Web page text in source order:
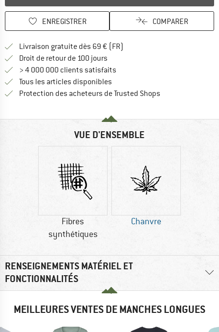
ENREGISTRER COMPARER
Livraison gratuite dès 69 € (FR)
Droit de retour de 100 jours
> 4 000 000 clients satisfaits
Tous les articles disponibles
Protection des acheteurs de Trusted Shops
VUE D'ENSEMBLE
Fibres
synthétiques
Chanvre
RENSEIGNEMENTS MATÉRIEL ET
FONCTIONNALITÉS
MEILLEURES VENTES DE MANCHES LONGUES